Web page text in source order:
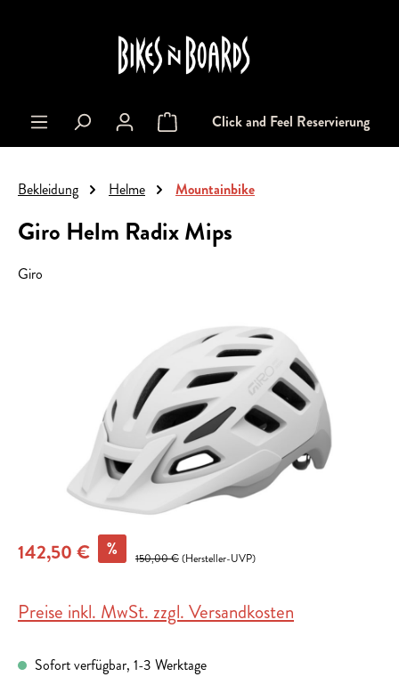
Warenkorb enthält 0 Positionen. Der
Click and Feel Reservierung
Bekleidung Helme Mountainbike
Giro Helm Radix Mips
Giro
142,50 € % 150,00 €(Hersteller-UVP)
Preise inkl. MwSt. zzgl. Versandkosten
Sofort verfügbar, 1-3 Werktage